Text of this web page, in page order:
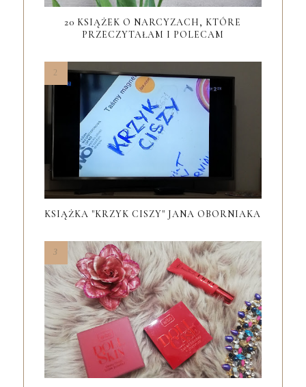
20 KSIĄŻEK O NARCYZACH, KTÓRE
PRZECZYTAŁAM I POLECAM
KSIĄŻKA "KRZYK CISZY" JANA OBORNIAKA